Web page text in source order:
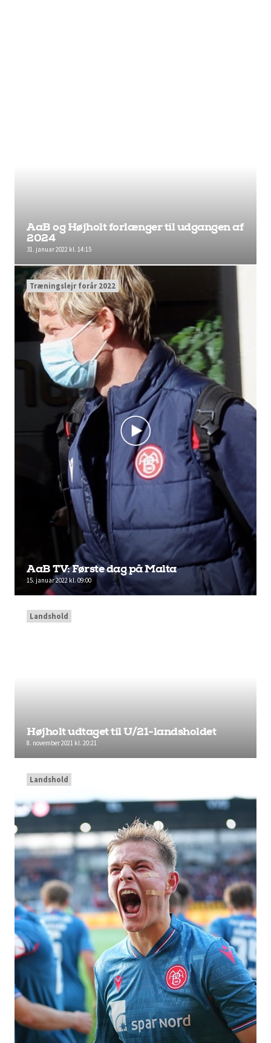
AaB og Højholt forlænger til udgangen af
2024
31. januar 2022 kl. 14:15
AaB TV: Første dag på Malta
15. januar 2022 kl. 09:00
Træningslejr forår 2022
Højholt udtaget til U/21-landsholdet
8. november 2021 kl. 20:21
Landshold
Landshold